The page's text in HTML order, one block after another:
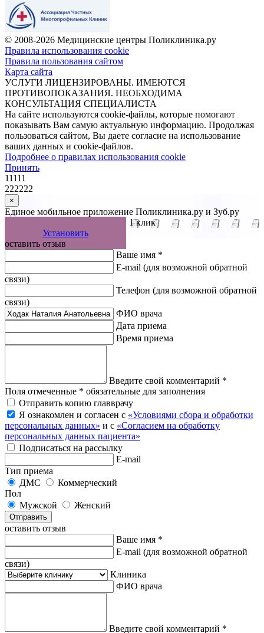
© 2008-2026 Медицинские центры Поликлиника.ру
Правила использования cookie
Правила пользования сайтом
Карта сайта
УСЛУГИ ЛИЦЕНЗИРОВАНЫ. ИМЕЮТСЯ
ПРОТИВОПОКАЗАНИЯ. НЕОБХОДИМА
КОНСУЛЬТАЦИЯ СПЕЦИАЛИСТА
На сайте используются cookie-файлы, которые помогают
показывать Вам самую актуальную информацию. Продолжая
пользоваться сайтом, Вы даете согласие на использование
ваших данных и cookie-файлов.
Подробнее о правилах использования cookie
Принять
11111
222222
×
Единое мобильное приложение Поликлиника.ру и Зуб.ру
Управляйте записью к врачу в 1 клик
Установить
оставить отзыв
Ваше имя *
E-mail (для возможной обратной
связи)
Телефон (для возможной обратной
связи)
ФИО врача
Дата приема
Время приема
Введите свой комментарий *
Поля отмеченные * обязательные для заполнения
Отправить копию главврачу
Я ознакомлен и согласен с «Условиями сбора и обработки
персональных данных» и с «Согласием на обработку
персональных данных пациента»
Подписаться на рассылку
E-mail
Тип приема
ДМС
Коммерческий
Пол
Мужской
Женский
Отправить
оставить отзыв
Ваше имя *
E-mail (для возможной обратной
связи)
Клиника
ФИО врача
Введите свой комментарий *